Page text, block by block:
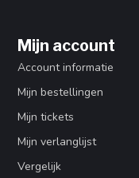
Mijn account
Account informatie
Mijn bestellingen
Mijn tickets
Mijn verlanglijst
Vergelijk